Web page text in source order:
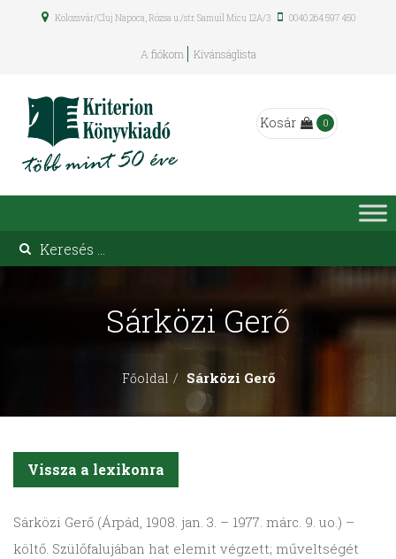
Kolozsvár/Cluj Napoca, Rózsa u./str. Samuil Micu 12A/3 0040 264 597 450
A fiókom Kívánságlista
Kosár 0
Sárközi Gerő
Főoldal Sárközi Gerő
Vissza a lexikonra
Sárközi Gerő (Árpád, 1908. jan. 3. – 1977. márc. 9. uo.) –
költő. Szülőfalujában hat elemit végzett; műveltségét